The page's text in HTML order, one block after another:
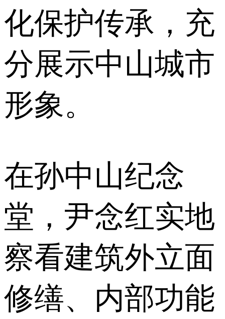
化保护传承，充
分展示中山城市
形象。
在孙中山纪念
堂，尹念红实地
察看建筑外立面
修缮、内部功能